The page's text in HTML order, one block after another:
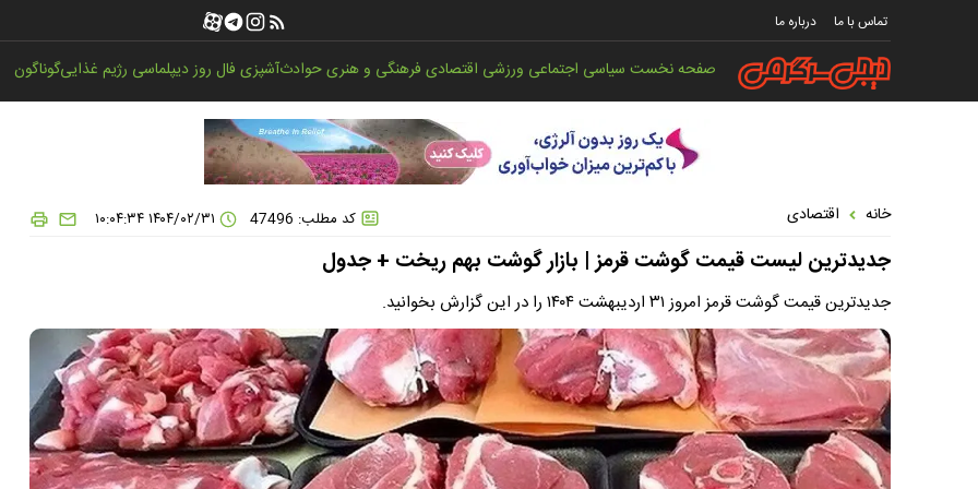
تماس با ما درباره ما
صفحه نخستسیاسی اجتماعی ورزشی اقتصادیفرهنگی و هنریحوادثآشپزیفال روزدیپلماسی رژیم غذاییگوناگون
خانه اقتصادی کد مطلب: 47496
جدیدترین لیست قیمت گوشت قرمز | بازار گوشت بهم ریخت + جدول
جدیدترین قیمت گوشت قرمز امروز ۳۱ اردیبهشت ۱۴۰۴ را در این گزارش بخوانید.